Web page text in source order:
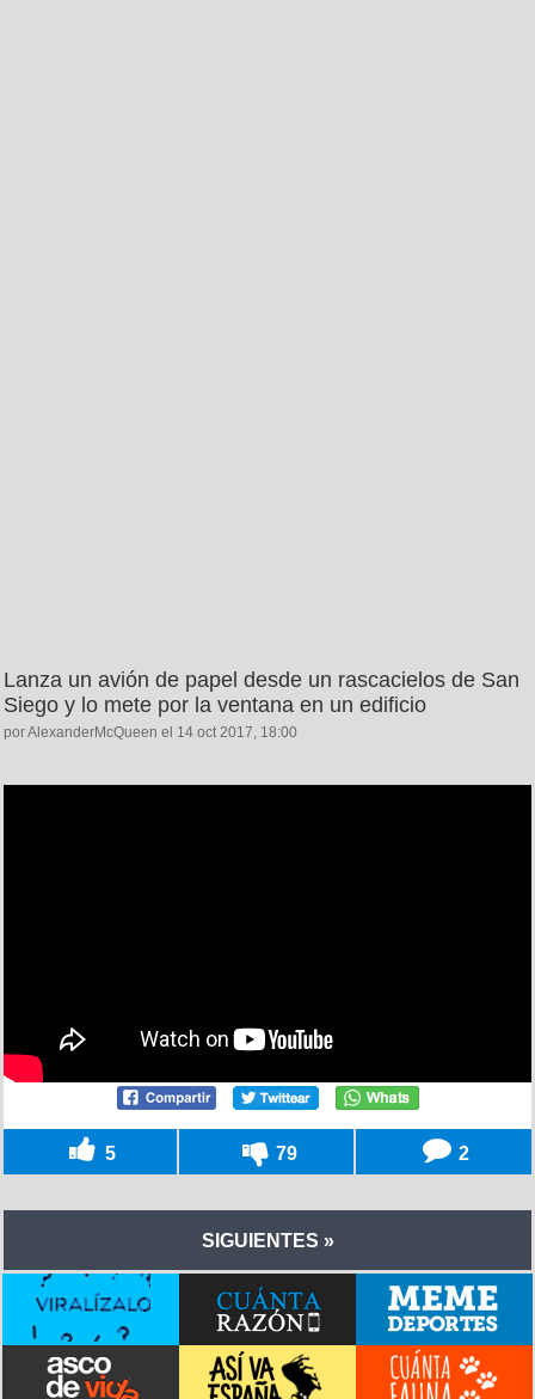
Lanza un avión de papel desde un rascacielos de San
Siego y lo mete por la ventana en un edificio
por AlexanderMcQueen el 14 oct 2017, 18:00
5 79 2
SIGUIENTES »